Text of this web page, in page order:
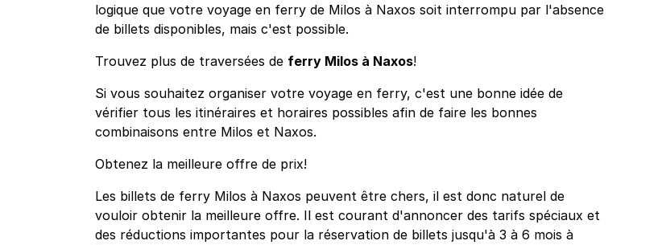
logique que votre voyage en ferry de Milos à Naxos soit interrompu par l'absence
de billets disponibles, mais c'est possible.
Trouvez plus de traversées de ferry Milos à Naxos!
Si vous souhaitez organiser votre voyage en ferry, c'est une bonne idée de
vérifier tous les itinéraires et horaires possibles afin de faire les bonnes
combinaisons entre Milos et Naxos.
Obtenez la meilleure offre de prix!
Les billets de ferry Milos à Naxos peuvent être chers, il est donc naturel de
vouloir obtenir la meilleure offre. Il est courant d'annoncer des tarifs spéciaux et
des réductions importantes pour la réservation de billets jusqu'à 3 à 6 mois à